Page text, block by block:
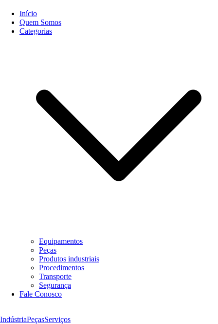
Início
Quem Somos
Categorias
Equipamentos
Peças
Produtos industriais
Procedimentos
Transporte
Segurança
Fale Conosco
IndústriaPeçasServiços